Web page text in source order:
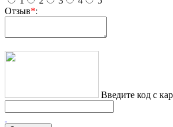
Отзыв*:
Введите код с